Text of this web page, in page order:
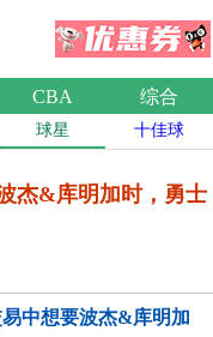
CBA 综合
球星 十佳球
杰&库明加时，勇士
中想要波杰&库明加